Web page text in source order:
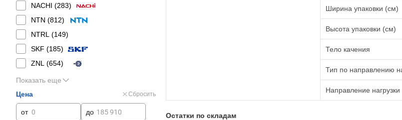
NACHI (283)
NTN (812)
NTRL (149)
SKF (185)
ZNL (654)
Показать еще
Цена
Сбросить
от до
Ширина упаковки (см)
Высота упаковки (см)
Тело качения
Тип по направлению
Направление нагрузки
Остатки по складам